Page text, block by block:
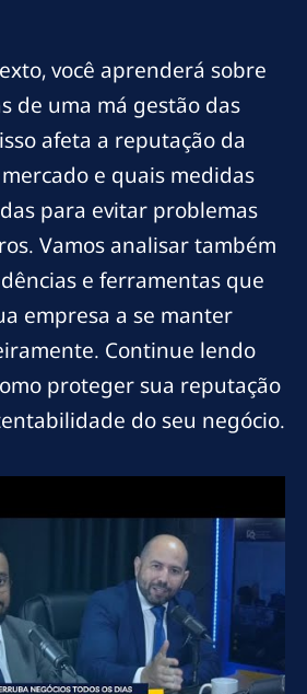
você aprenderá sobre
de uma má gestão das
isso afeta a reputação da
e quais medidas
para evitar problemas
Vamos analisar também
e ferramentas que
empresa a se manter
Continue lendo
proteger sua reputação
do seu negócio.